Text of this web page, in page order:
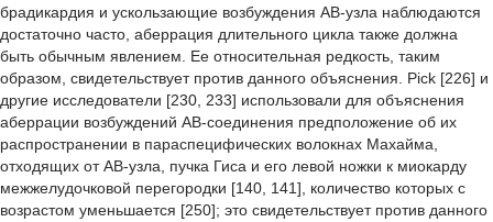
брадикардия и ускользающие возбуждения АВ-узла наблюдаются
достаточно часто, аберрация длительного цикла также должна
быть обычным явлением. Ее относительная редкость, таким
образом, свидетельствует против данного объяснения. Pick [226] и
другие исследователи [230, 233] использовали для объяснения
аберрации возбуждений АВ-соединения предположение об их
распространении в параспецифических волокнах Махайма,
отходящих от АВ-узла, пучка Гиса и его левой ножки к миокарду
межжелудочковой перегородки [140, 141], количество которых с
возрастом уменьшается [250]; это свидетельствует против данного